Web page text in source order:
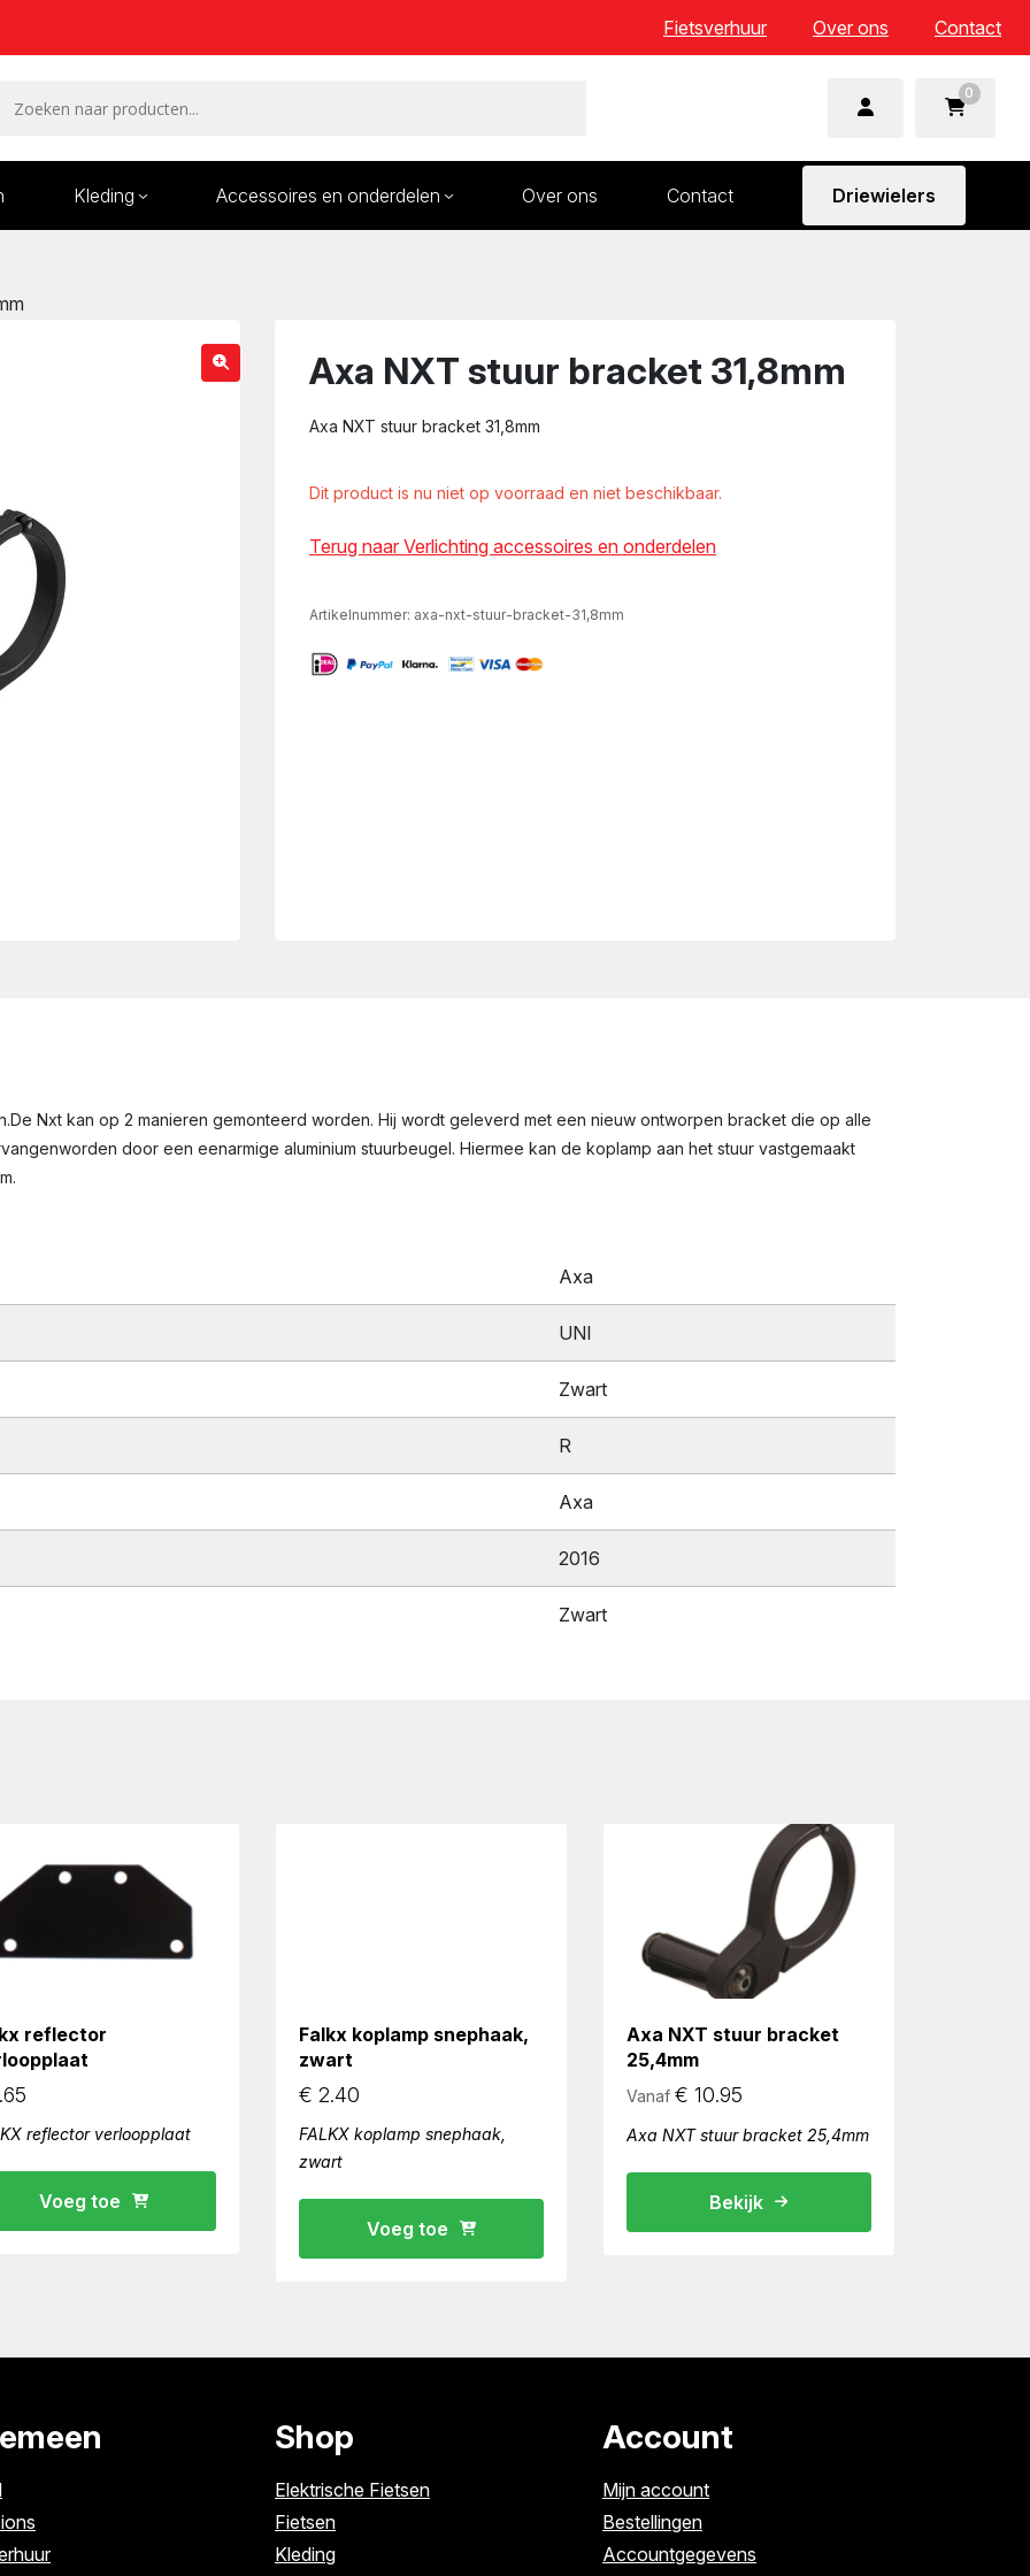
Fietsverhuur Over ons Contact
0
Kleding Accessoires en onderdelen
Sturen
Over ons Contact Driewielers
Axa NXT stuur bracket 31,8mm
Axa NXT stuur bracket 31,8mm
Dit product is nu niet op voorraad en niet beschikbaar.
Terug naar Verlichting accessoires en onderdelen
Artikelnummer: axa-nxt-stuur-bracket-31,8mm
Nxt kan op 2 manieren gemonteerd worden. Hij wordt geleverd met een nieuw ontworpen bracket die op alle
door een eenarmige aluminium stuurbeugel. Hiermee kan de koplamp aan het stuur vastgemaakt
Axa
UNI
Zwart
R
Axa
2016
Zwart
reflector
reflector verloopplaat
Voeg toe
Falkx koplamp snephaak,
zwart
€ 2.40
FALKX koplamp snephaak,
zwart
Voeg toe
Axa NXT stuur bracket
25,4mm
Vanaf € 10.95
Axa NXT stuur bracket 25,4mm
Bekijk
Shop
Elektrische Fietsen
Fietsen
Kleding
Account
Mijn account
Bestellingen
Accountgegevens